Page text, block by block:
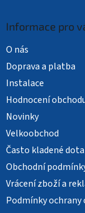
Informace pro
O nás
Doprava a platba
Instalace
Hodnocení
Novinky
Velkoobchod
Často kladené
Obchodní
Vrácení zboží a
Podmínky ochrany